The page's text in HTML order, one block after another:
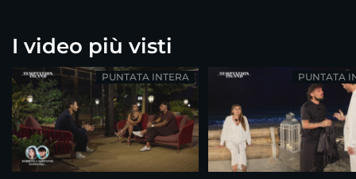
I video più visti
PUNTATA INTERA PUNTATA